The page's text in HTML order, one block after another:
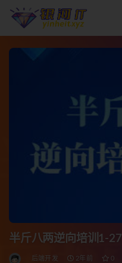
半斤八两逆向培训1-27
后端开发 2年前 0